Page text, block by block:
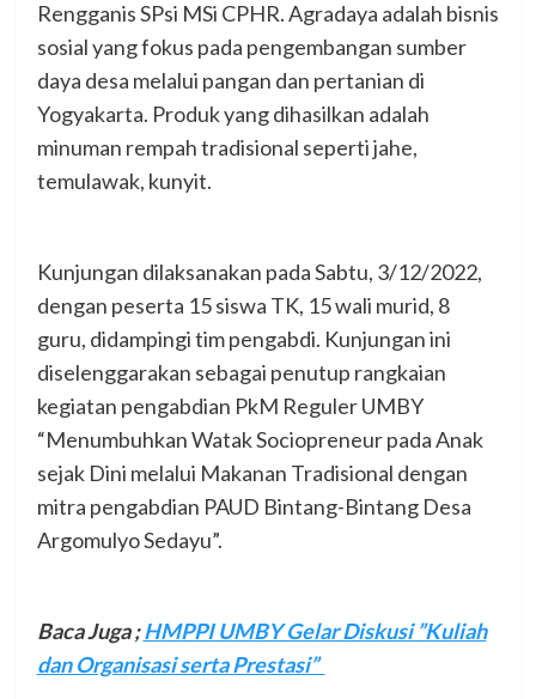
Rengganis SPsi MSi CPHR. Agradaya adalah bisnis
sosial yang fokus pada pengembangan sumber
daya desa melalui pangan dan pertanian di
Yogyakarta. Produk yang dihasilkan adalah
minuman rempah tradisional seperti jahe,
temulawak, kunyit.
Kunjungan dilaksanakan pada Sabtu, 3/12/2022,
dengan peserta 15 siswa TK, 15 wali murid, 8
guru, didampingi tim pengabdi. Kunjungan ini
diselenggarakan sebagai penutup rangkaian
kegiatan pengabdian PkM Reguler UMBY
“Menumbuhkan Watak Sociopreneur pada Anak
sejak Dini melalui Makanan Tradisional dengan
mitra pengabdian PAUD Bintang-Bintang Desa
Argomulyo Sedayu”.
Baca Juga ;HMPPI UMBY Gelar Diskusi ”Kuliah
dan Organisasi serta Prestasi”